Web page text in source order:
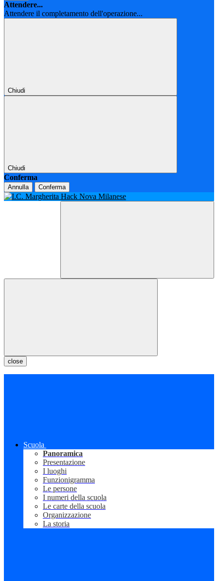
Attendere...
Attendere il completamento dell'operazione...
Chiudi
Chiudi
Conferma
Annulla Conferma
close
Scuola
Panoramica
Presentazione
I luoghi
Funzionigramma
Le persone
I numeri della scuola
Le carte della scuola
Organizzazione
La storia